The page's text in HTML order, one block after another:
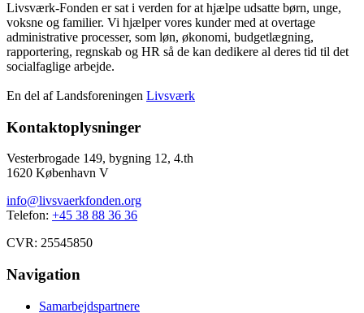
Livsværk-Fonden er sat i verden for at hjælpe udsatte børn, unge,
voksne og familier. Vi hjælper vores kunder med at overtage
administrative processer, som løn, økonomi, budgetlægning,
rapportering, regnskab og HR så de kan dedikere al deres tid til det
socialfaglige arbejde.
En del af Landsforeningen Livsværk
Kontaktoplysninger
Vesterbrogade 149, bygning 12, 4.th
1620 København V
info@livsvaerkfonden.org
Telefon: +45 38 88 36 36
CVR: 25545850
Navigation
Samarbejdspartnere